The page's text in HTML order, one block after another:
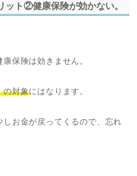
ット②健康保険が効かない。
保険は効きません。
の対象にはなります。
お金が戻ってくるので、忘れ